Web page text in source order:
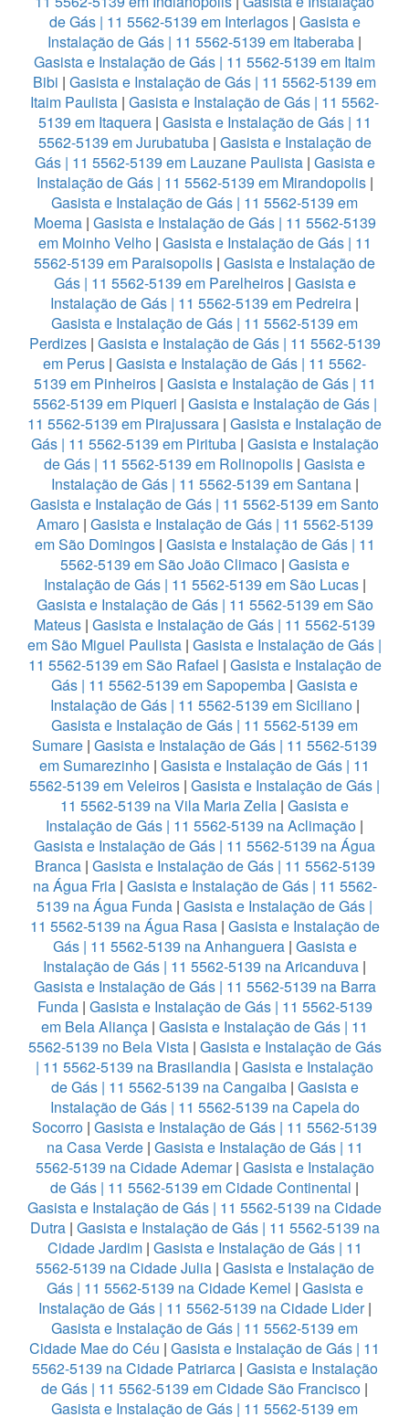
de Gás | 11 5562-5139 em Interlagos| Gasista e
Instalação de Gás | 11 5562-5139 em Itaberaba |
Gasista e Instalação de Gás | 11 5562-5139 em Itaim
Bibi | Gasista e Instalação de Gás | 11 5562-5139 em
Itaim Paulista | Gasista e Instalação de Gás | 11 5562-
5139 em Itaquera| Gasista e Instalação de Gás | 11
5562-5139 em Jurubatuba| Gasista e Instalação de
Gás | 11 5562-5139 em Lauzane Paulista | Gasista e
Instalação de Gás | 11 5562-5139 em Mirandopolis|
Gasista e Instalação de Gás | 11 5562-5139 em
Moema| Gasista e Instalação de Gás | 11 5562-5139
em Moinho Velho | Gasista e Instalação de Gás | 11
5562-5139 em Paraisopolis | Gasista e Instalação de
Gás | 11 5562-5139 em Parelheiros| Gasista e
Instalação de Gás | 11 5562-5139 em Pedreira |
Gasista e Instalação de Gás | 11 5562-5139 em
Perdizes| Gasista e Instalação de Gás | 11 5562-5139
em Perus | Gasista e Instalação de Gás | 11 5562-
5139 em Pinheiros| Gasista e Instalação de Gás | 11
5562-5139 em Piqueri | Gasista e Instalação de Gás |
11 5562-5139 em Pirajussara | Gasista e Instalação de
Gás | 11 5562-5139 em Pirituba| Gasista e Instalação
de Gás | 11 5562-5139 em Rolinopolis | Gasista e
Instalação de Gás | 11 5562-5139 em Santana|
Gasista e Instalação de Gás | 11 5562-5139 em Santo
Amaro| Gasista e Instalação de Gás | 11 5562-5139
em São Domingos| Gasista e Instalação de Gás | 11
5562-5139 em São João Climaco| Gasista e
Instalação de Gás | 11 5562-5139 em São Lucas|
Gasista e Instalação de Gás | 11 5562-5139 em São
Mateus | Gasista e Instalação de Gás | 11 5562-5139
em São Miguel Paulista | Gasista e Instalação de Gás |
11 5562-5139 em São Rafael | Gasista e Instalação de
Gás | 11 5562-5139 em Sapopemba | Gasista e
Instalação de Gás | 11 5562-5139 em Siciliano|
Gasista e Instalação de Gás | 11 5562-5139 em
Sumare | Gasista e Instalação de Gás | 11 5562-5139
em Sumarezinho | Gasista e Instalação de Gás | 11
5562-5139 em Veleiros | Gasista e Instalação de Gás |
11 5562-5139 na Vila Maria Zelia | Gasista e
Instalação de Gás | 11 5562-5139 na Aclimação |
Gasista e Instalação de Gás | 11 5562-5139 na Água
Branca| Gasista e Instalação de Gás | 11 5562-5139
na Água Fria| Gasista e Instalação de Gás | 11 5562-
5139 na Água Funda | Gasista e Instalação de Gás |
11 5562-5139 na Água Rasa | Gasista e Instalação de
Gás | 11 5562-5139 na Anhanguera| Gasista e
Instalação de Gás | 11 5562-5139 na Aricanduva |
Gasista e Instalação de Gás | 11 5562-5139 na Barra
Funda | Gasista e Instalação de Gás | 11 5562-5139
em Bela Aliança | Gasista e Instalação de Gás | 11
5562-5139 no Bela Vista| Gasista e Instalação de Gás
| 11 5562-5139 na Brasilandia | Gasista e Instalação
de Gás | 11 5562-5139 na Cangaiba| Gasista e
Instalação de Gás | 11 5562-5139 na Capela do
Socorro | Gasista e Instalação de Gás | 11 5562-5139
na Casa Verde| Gasista e Instalação de Gás | 11
5562-5139 na Cidade Ademar| Gasista e Instalação
de Gás | 11 5562-5139 em Cidade Continental |
Gasista e Instalação de Gás | 11 5562-5139 na Cidade
Dutra | Gasista e Instalação de Gás | 11 5562-5139 na
Cidade Jardim| Gasista e Instalação de Gás | 11
5562-5139 na Cidade Julia | Gasista e Instalação de
Gás | 11 5562-5139 na Cidade Kemel | Gasista e
Instalação de Gás | 11 5562-5139 na Cidade Lider|
Gasista e Instalação de Gás | 11 5562-5139 em
Cidade Mae do Céu | Gasista e Instalação de Gás | 11
5562-5139 na Cidade Patriarca| Gasista e Instalação
de Gás | 11 5562-5139 em Cidade São Francisco |
Gasista e Instalação de Gás | 11 5562-5139 em